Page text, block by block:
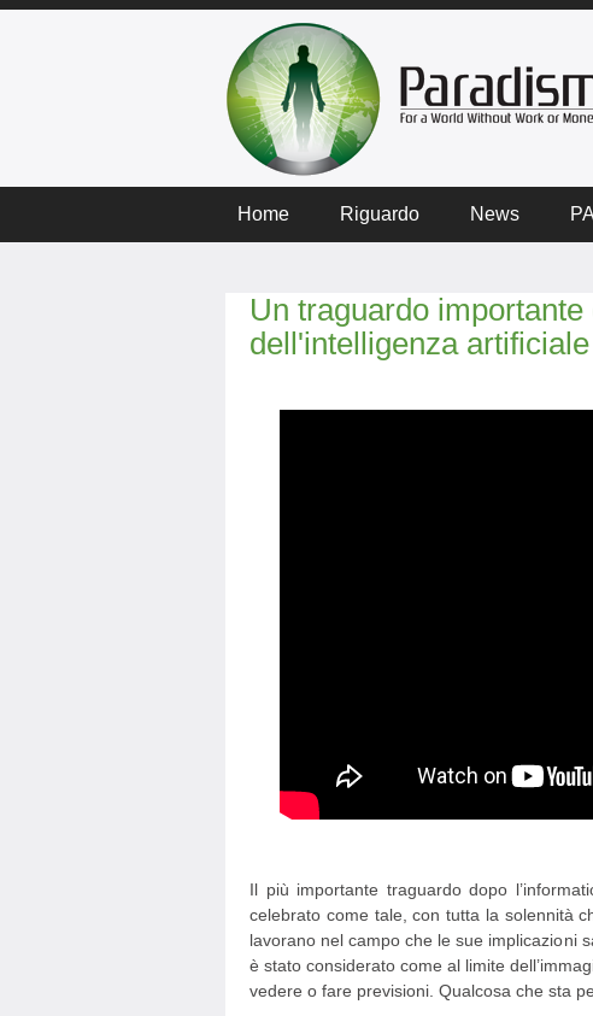
Home Riguardo News
Un traguardo
dell'intelligenza artificiale
Il più importante traguardo dopo
celebrato come tale, con tutta la solennità
lavorano nel campo che le sue implicazioni
è stato considerato come al limite
vedere o fare previsioni. Qualcosa che sta